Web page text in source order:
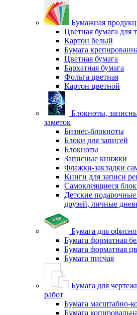
Бумажная
Цветная бумага для
Картон белый
Бумага
Цветная бумага
Бархатная бумага
Фольга цветная
Картон цветной
Блокноты,
заметок
Бизнес-блокноты
Блоки для записей
Блокноты
Записные книжки
Флажки-закладки
Книги для записи
Самоклеящиеся
Детские
друзей, личные
Бумага для
Бумага форматная
Бумага форматная
Бумага писчая
Бумага для
работ
Бумага масштабно-
Бумага